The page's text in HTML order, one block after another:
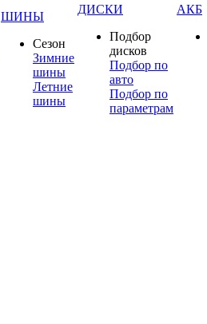
ШИНЫ
Сезон
Зимние
шины
Летние
шины
ДИСКИ
Подбор
дисков
Подбор по
авто
Подбор по
параметрам
АКБ